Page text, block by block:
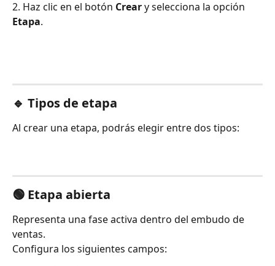
2. Haz clic en el botón Crear y selecciona la opción
Etapa.
🔹 Tipos de etapa
Al crear una etapa, podrás elegir entre dos tipos:
🟢 Etapa abierta
Representa una fase activa dentro del embudo de
ventas.
Configura los siguientes campos: